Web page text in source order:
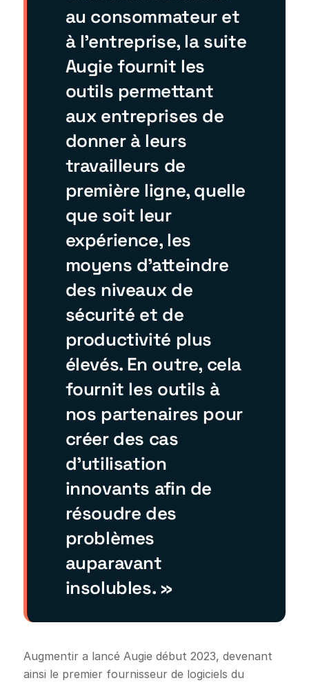
au consommateur et
à l’entreprise, la suite
Augie fournit les
outils permettant
aux entreprises de
donner à leurs
travailleurs de
première ligne, quelle
que soit leur
expérience, les
moyens d’atteindre
des niveaux de
sécurité et de
productivité plus
élevés. En outre, cela
fournit les outils à
nos partenaires pour
créer des cas
d’utilisation
innovants afin de
résoudre des
problèmes
auparavant
insolubles. »
Augmentir a lancé Augie début 2023, devenant
ainsi le premier fournisseur de logiciels du